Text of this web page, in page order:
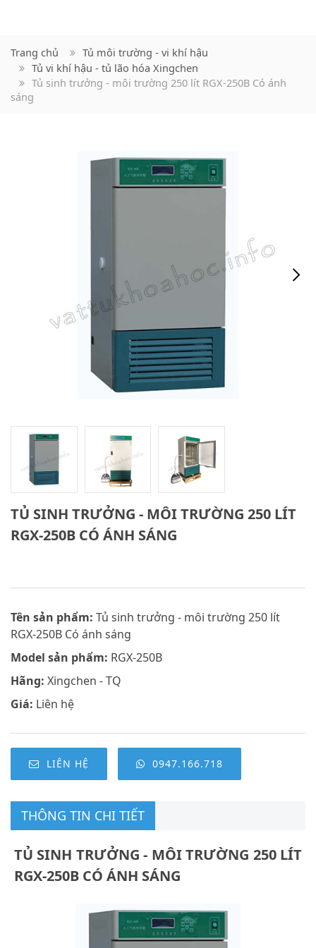
Trang chủ
Tủ môi trường - vi khí hậu
Tủ vi khí hậu - tủ lão hóa Xingchen
Tủ sinh trưởng - môi trường 250 lít RGX-250B Có ánh
sáng
TỦ SINH TRƯỞNG - MÔI TRƯỜNG 250 LÍT
RGX-250B CÓ ÁNH SÁNG
Tên sản phẩm: Tủ sinh trưởng - môi trường 250 lít
RGX-250B Có ánh sáng
Model sản phẩm: RGX-250B
Hãng: Xingchen - TQ
Giá: Liên hệ
LIÊN HỆ 0947.166.718
THÔNG TIN CHI TIẾT
TỦ SINH TRƯỞNG - MÔI TRƯỜNG 250 LÍT
RGX-250B CÓ ÁNH SÁNG